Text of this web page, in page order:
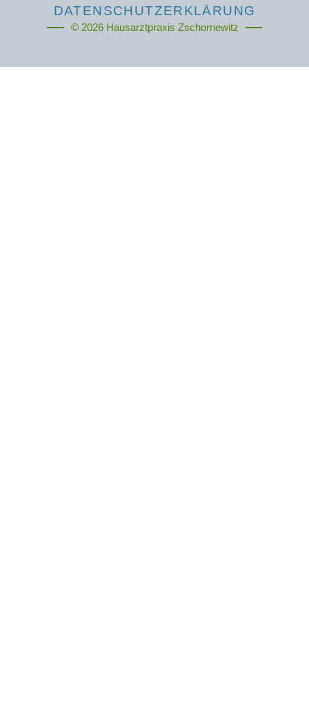
DATENSCHUTZERKLÄRUNG
© 2026 Hausarztpraxis Zschornewitz